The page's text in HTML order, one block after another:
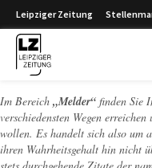
Leipziger Zeitung
Im Bereich „Melder“ finden Sie
verschiedensten Wegen
wollen. Es handelt sich also um
ihren Wahrheitsgehalt hin nicht